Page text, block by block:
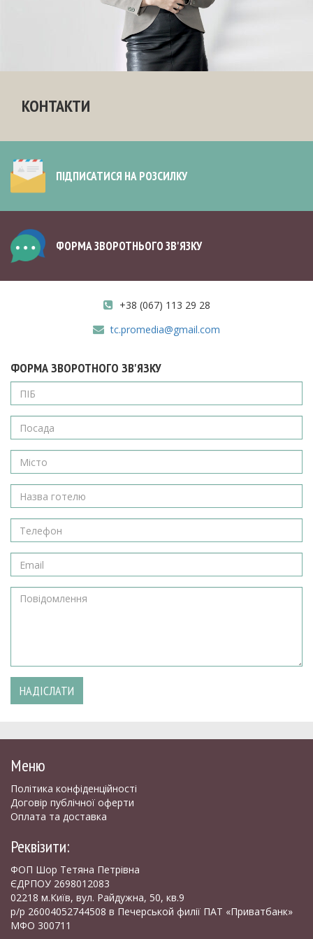
КОНТАКТИ
ПІДПИСАТИСЯ НА РОЗСИЛКУ
ФОРМА ЗВОРОТНЬОГО ЗВ'ЯЗКУ
+38 (067) 113 29 28
tc.promedia@gmail.com
ФОРМА ЗВОРОТНОГО ЗВ'ЯЗКУ
НАДІСЛАТИ
Меню
Політика конфіденційності
Договір публічної оферти
Оплата та доставка
Реквізити:
ФОП Шор Тетяна Петрівна
ЄДРПОУ 2698012083
02218 м.Київ, вул. Райдужна, 50, кв.9
р/р 26004052744508 в Печерськой филії ПАТ «Приватбанк»
МФО 300711